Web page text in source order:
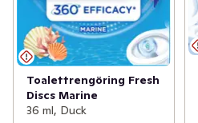
Toalettrengöring Fresh
Discs Marine
36 ml, Duck